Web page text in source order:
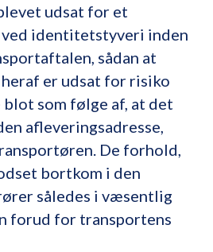
udsat for et
identitetstyveri inden
sådan at
er udsat for risiko
som følge af, at det
afleveringsadresse,
De forhold,
bortkom i den
således i væsentlig
forud for transportens